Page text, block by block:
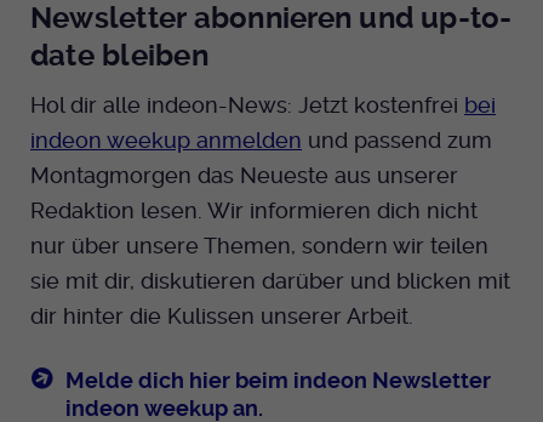
Newsletter abonnieren und up-to-
date bleiben
Hol dir alle indeon-News: Jetzt kostenfrei bei
indeon weekup anmelden und passend zum
Montagmorgen das Neueste aus unserer
Redaktion lesen. Wir informieren dich nicht
nur über unsere Themen, sondern wir teilen
sie mit dir, diskutieren darüber und blicken mit
dir hinter die Kulissen unserer Arbeit.
Melde dich hier beim indeon Newsletter
indeon weekup an.